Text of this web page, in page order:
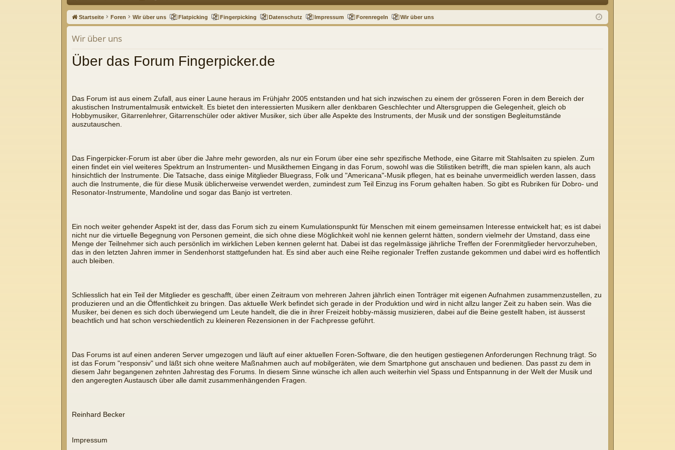
ne
llz
ug
riff
Q m
el
ist
rie
Startseite Foren Wir über uns Flatpicking Fingerpicking Datenschutz Impressum Forenregeln Wir über uns
Wir über uns
Über das Forum Fingerpicker.de
Das Forum ist aus einem Zufall, aus einer Laune heraus im Frühjahr 2005 entstanden und hat sich inzwischen zu einem der grösseren Foren in dem Bereich der
akustischen Instrumentalmusik entwickelt. Es bietet den interessierten Musikern aller denkbaren Geschlechter und Altersgruppen die Gelegenheit, gleich ob
Hobbymusiker, Gitarrenlehrer, Gitarrenschüler oder aktiver Musiker, sich über alle Aspekte des Instruments, der Musik und der sonstigen Begleitumstände
auszutauschen.
Das Fingerpicker-Forum ist aber über die Jahre mehr geworden, als nur ein Forum über eine sehr spezifische Methode, eine Gitarre mit Stahlsaiten zu spielen. Zum
einen findet ein viel weiteres Spektrum an Instrumenten- und Musikthemen Eingang in das Forum, sowohl was die Stilistiken betrifft, die man spielen kann, als auch
hinsichtlich der Instrumente. Die Tatsache, dass einige Mitglieder Bluegrass, Folk und "Americana"-Musik pflegen, hat es beinahe unvermeidlich werden lassen, dass
auch die Instrumente, die für diese Musik üblicherweise verwendet werden, zumindest zum Teil Einzug ins Forum gehalten haben. So gibt es Rubriken für Dobro- und
Resonator-Instrumente, Mandoline und sogar das Banjo ist vertreten.
Ein noch weiter gehender Aspekt ist der, dass das Forum sich zu einem Kumulationspunkt für Menschen mit einem gemeinsamen Interesse entwickelt hat; es ist dabei
nicht nur die virtuelle Begegnung von Personen gemeint, die sich ohne diese Möglichkeit wohl nie kennen gelernt hätten, sondern vielmehr der Umstand, dass eine
Menge der Teilnehmer sich auch persönlich im wirklichen Leben kennen gelernt hat. Dabei ist das regelmässige jährliche Treffen der Forenmitglieder hervorzuheben,
das in den letzten Jahren immer in Sendenhorst stattgefunden hat. Es sind aber auch eine Reihe regionaler Treffen zustande gekommen und dabei wird es hoffentlich
auch bleiben.
Schliesslich hat ein Teil der Mitglieder es geschafft, über einen Zeitraum von mehreren Jahren jährlich einen Tonträger mit eigenen Aufnahmen zusammenzustellen, zu
produzieren und an die Öffentlichkeit zu bringen. Das aktuelle Werk befindet sich gerade in der Produktion und wird in nicht allzu langer Zeit zu haben sein. Was die
Musiker, bei denen es sich doch überwiegend um Leute handelt, die die in ihrer Freizeit hobby-mässig musizieren, dabei auf die Beine gestellt haben, ist äusserst
beachtlich und hat schon verschiedentlich zu kleineren Rezensionen in der Fachpresse geführt.
Das Forums ist auf einen anderen Server umgezogen und läuft auf einer aktuellen Foren-Software, die den heutigen gestiegenen Anforderungen Rechnung trägt. So
ist das Forum "responsiv" und läßt sich ohne weitere Maßnahmen auch auf mobilgeräten, wie dem Smartphone gut anschauen und bedienen. Das passt zu dem in
diesem Jahr begangenen zehnten Jahrestag des Forums. In diesem Sinne wünsche ich allen auch weiterhin viel Spass und Entspannung in der Welt der Musik und
den angeregten Austausch über alle damit zusammenhängenden Fragen.
Reinhard Becker
Impressum